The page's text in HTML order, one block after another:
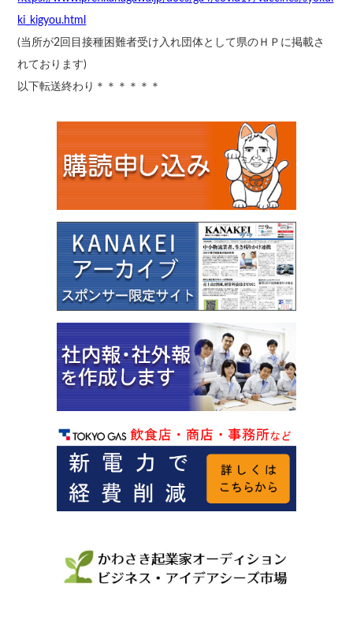
ki_kigyou.html
(当所が2回目接種困難者受け入れ団体として県のＨＰに掲載さ
れております)
以下転送終わり＊＊＊＊＊＊